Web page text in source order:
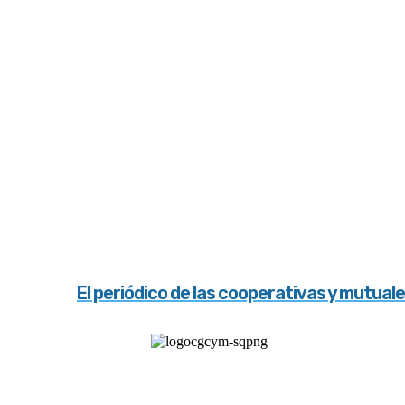
El periódico de las cooperativas y